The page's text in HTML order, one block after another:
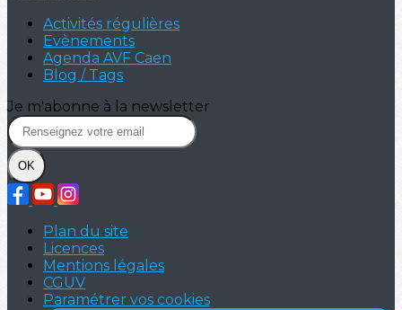
Activités régulières
Evènements
Agenda AVF Caen
Blog / Tags
Je m'abonne à la newsletter
OK
Plan du site
Licences
Mentions légales
CGUV
Paramétrer vos cookies